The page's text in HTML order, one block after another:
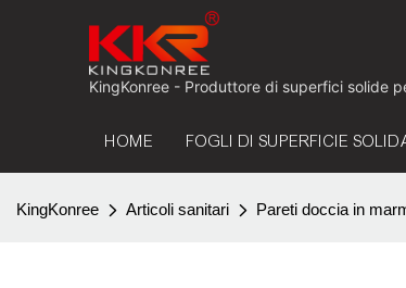
KingKonree - Produttore di superfici solide
HOME FOGLI DI SUPERFICIE
KingKonree Articoli sanitari Pareti doccia in